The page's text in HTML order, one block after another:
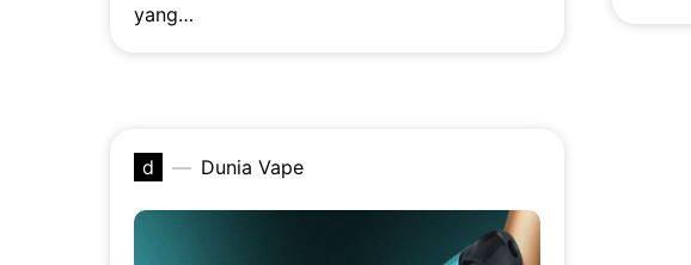
yang…
d Dunia Vape